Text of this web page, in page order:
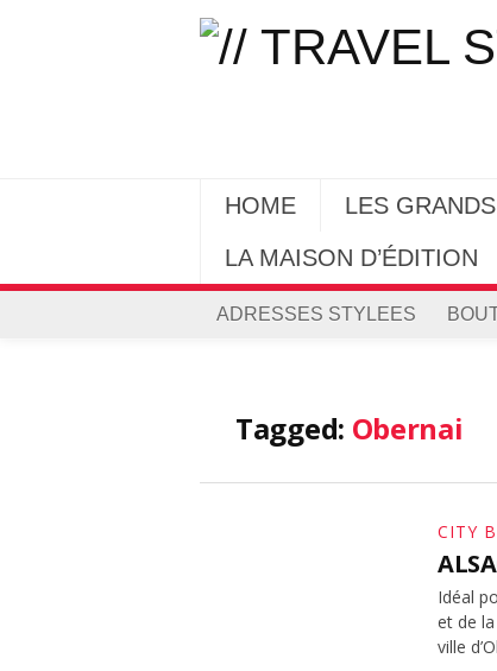
HOME LES
LA MAISON D’ÉDITION
ADRESSES STYLEES
Tagged: Obernai
CITY
Idéal
et de
ville